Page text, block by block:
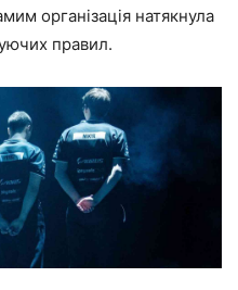
організація натякнула
правил.